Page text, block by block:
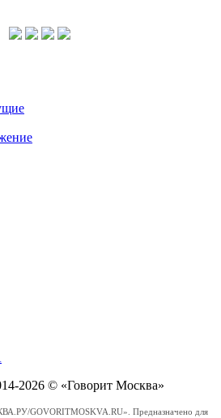
2026 © «Говорит Москва»
GOVORITMOSKVA.RU». Предназначено для